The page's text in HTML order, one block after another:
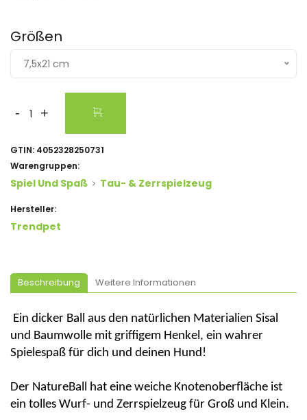
Größen
7,5x21 cm
- +
GTIN: 4052328250731
Warengruppen:
Spiel Und Spaß Tau- & Zerrspielzeug
Hersteller:
Trendpet
Beschreibung Weitere Informationen
Ein dicker Ball aus den natürlichen Materialien Sisal
und Baumwolle mit griffigem Henkel, ein wahrer
Spielespaß für dich und deinen Hund!
Der NatureBall hat eine weiche Knotenoberfläche ist
ein tolles Wurf- und Zerrspielzeug für Groß und Klein.